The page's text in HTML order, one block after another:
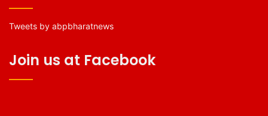
Tweets by abpbharatnews
Join us at Facebook